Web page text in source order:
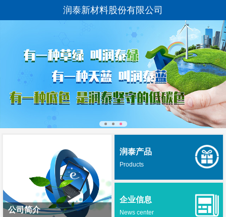
润泰新材料股份有限公司
公司简介
润泰产品
Products
企业信息
News center